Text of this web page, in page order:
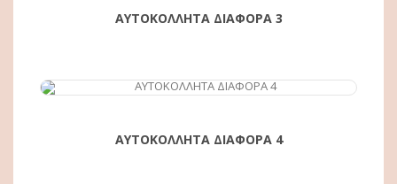
ΑΥΤΟΚΟΛΛΗΤΑ ΔΙΑΦΟΡΑ 3
ΑΓΟΡΆ
ΑΥΤΟΚΟΛΛΗΤΑ ΔΙΑΦΟΡΑ 4